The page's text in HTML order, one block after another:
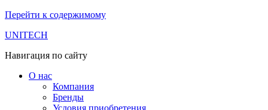
Перейти к содержимому
UNITECH
Навигация по сайту
О нас
Компания
Бренды
Условия приобретения